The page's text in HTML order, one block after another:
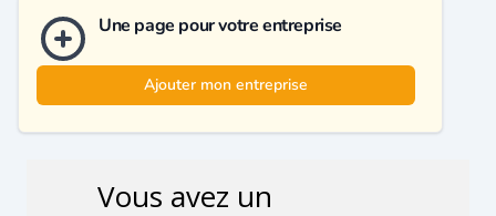
Une page pour votre entreprise
Ajouter mon entreprise